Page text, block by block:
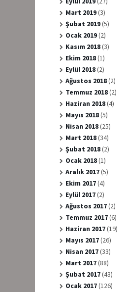
Mart 2019(3)
Şubat 2019(5)
Ocak 2019(2)
Kasım 2018(3)
Ekim 2018(1)
Eylül 2018(2)
Ağustos 2018(2)
Temmuz 2018(2)
Haziran 2018(4)
Mayıs 2018(5)
Nisan 2018(25)
Mart 2018(34)
Şubat 2018(2)
Ocak 2018(1)
Aralık 2017(5)
Ekim 2017(4)
Eylül 2017(2)
Ağustos 2017(2)
Temmuz 2017(6)
Haziran 2017(19)
Mayıs 2017(26)
Nisan 2017(33)
Mart 2017(88)
Şubat 2017(43)
Ocak 2017(126)